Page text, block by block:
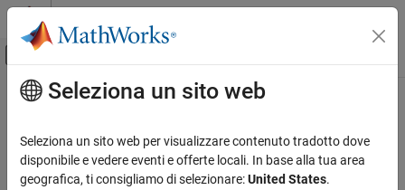
Vai al contenuto
Attiva/disattiva menu di navigazione
Pagina iniziale della documentazione
Categoria
C2000 Microcontroller Blockset
Contenuto principale
How useful was this information?
Seleziona un sito web
Seleziona un sito web per visualizzare contenuto tradotto dove
disponibile e vedere eventi e offerte locali. In base alla tua area
geografica, ti consigliamo di selezionare:United States.